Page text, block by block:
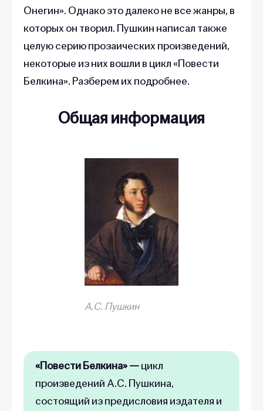
Онегин». Однако это далеко не все жанры, в
которых он творил. Пушкин написал также
целую серию прозаических произведений,
некоторые из них вошли в цикл «Повести
Белкина». Разберем их подробнее.
Общая информация
А.С. Пушкин
«Повести Белкина» —цикл
произведений А.С. Пушкина,
состоящий из предисловия издателя и